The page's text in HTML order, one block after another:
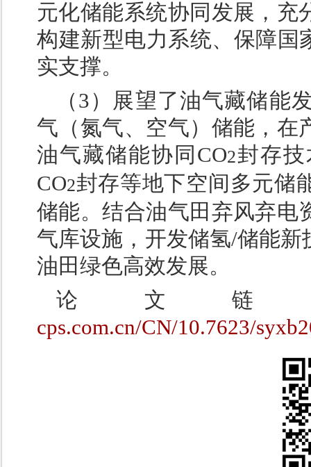
元化储能系统协同发展，充
构建新型电力系统、保障国
实支撑。
（3）展望了油气藏储能
气（氮气、空气）储能，在
油气藏储能协同CO2封存
CO2封存等地下空间多元储
储能。结合油气田弃风弃电
气库设施，开发储氢/储能
油田绿色高效发展。
论文
cps.com.cn/CN/10.7623/